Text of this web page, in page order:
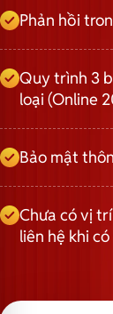
Phản hồi
Quy trình 3
loại (Online
Bảo mật
Chưa có vị
liên hệ khi